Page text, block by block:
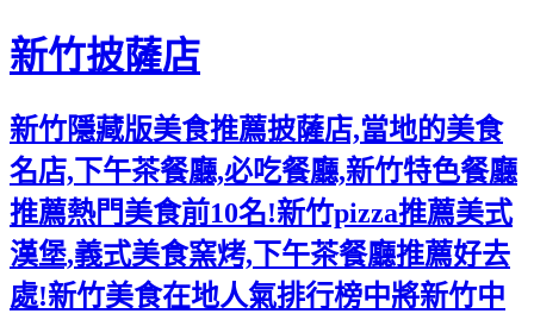
新竹披薩店
新竹隱藏版美食推薦披薩店,當地的美食
名店,下午茶餐廳,必吃餐廳,新竹特色餐廳
推薦熱門美食前10名!新竹pizza推薦美式
漢堡,義式美食窯烤,下午茶餐廳推薦好去
處!新竹美食在地人氣排行榜中將新竹中